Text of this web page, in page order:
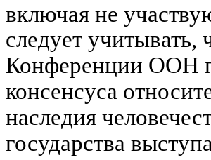
включая не
следует учитывать,
Конференции ООН
консенсуса
наследия
государства